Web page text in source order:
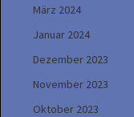
März 2024
Januar 2024
Dezember 2023
November 2023
Oktober 2023